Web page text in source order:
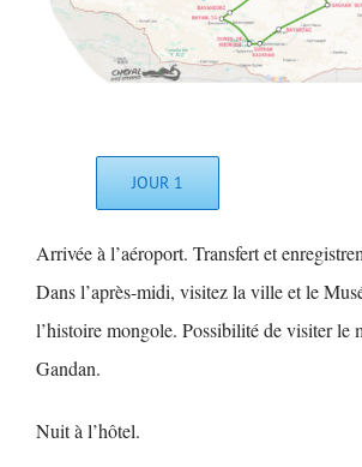
JOUR 1
Arrivée à l’aéroport. Transfert et
Dans l’après-midi, visitez la ville et le
l’histoire mongole. Possibilité de visiter le
Gandan.
Nuit à l’hôtel.